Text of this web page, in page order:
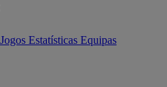
Jogos Estatísticas Equipas